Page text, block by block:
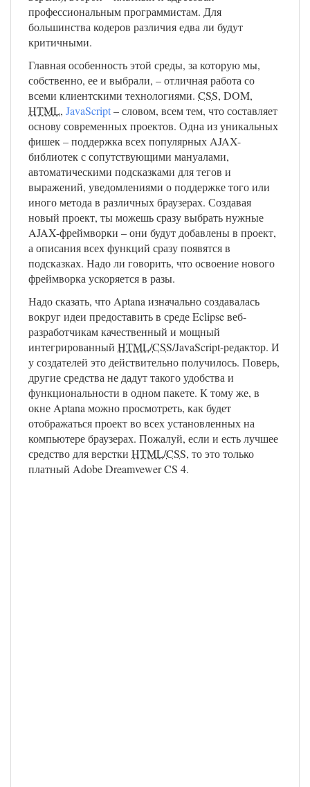
профессиональным программистам. Для
большинства кодеров различия едва ли будут
критичными.
Главная особенность этой среды, за которую мы,
собственно, ее и выбрали, – отличная работа со
всеми клиентскими технологиями. CSS, DOM,
HTML, JavaScript– словом, всем тем, что составляет
основу современных проектов. Одна из уникальных
фишек – поддержка всех популярных AJAX-
библиотек с сопутствующими мануалами,
автоматическими подсказками для тегов и
выражений, уведомлениями о поддержке того или
иного метода в различных браузерах. Создавая
новый проект, ты можешь сразу выбрать нужные
AJAX-фреймворки – они будут добавлены в проект,
а описания всех функций сразу появятся в
подсказках. Надо ли говорить, что освоение нового
фреймворка ускоряется в разы.
Надо сказать, что Aptana изначально создавалась
вокруг идеи предоставить в среде Eclipse веб-
разработчикам качественный и мощный
интегрированный HTML/CSS/JavaScript-редактор. И
у создателей это действительно получилось. Поверь,
другие средства не дадут такого удобства и
функциональности в одном пакете. К тому же, в
окне Aptana можно просмотреть, как будет
отображаться проект во всех установленных на
компьютере браузерах. Пожалуй, если и есть лучшее
средство для верстки HTML/CSS, то это только
платный Adobe Dreamvewer CS 4.